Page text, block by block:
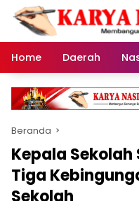
Langsung
konten
Home
Daerah
Beranda
Kepala Sekolah
Tiga
Sekolah